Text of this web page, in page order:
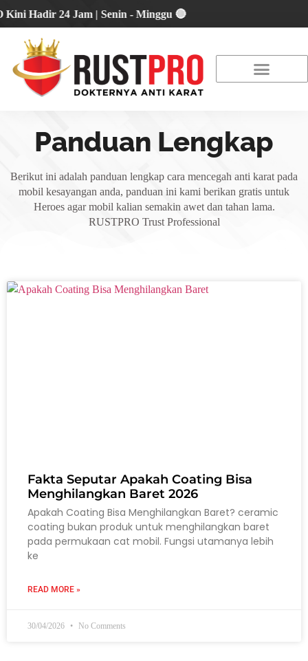
Hadir 24 Jam | Senin - Minggu 🔴
Panduan Lengkap
Berikut ini adalah panduan lengkap cara mencegah anti karat pada
mobil kesayangan anda, panduan ini kami berikan gratis untuk
Heroes agar mobil kalian semakin awet dan tahan lama.
RUSTPRO Trust Professional
Fakta Seputar Apakah Coating Bisa
Menghilangkan Baret 2026
Apakah Coating Bisa Menghilangkan Baret? ceramic
coating bukan produk untuk menghilangkan baret
pada permukaan cat mobil. Fungsi utamanya lebih
ke
READ MORE »
30/04/2026 No Comments